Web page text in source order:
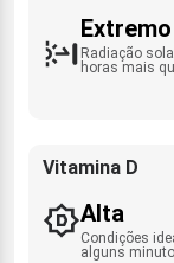
Extremo
Radiação
horas mais
Vitamina D
Alta
Condições
alguns